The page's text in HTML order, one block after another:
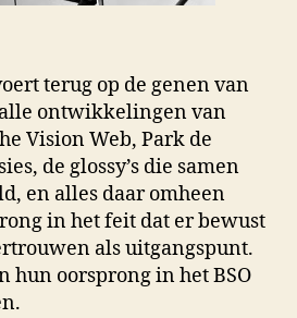
terug op de genen van
ontwikkelingen van
Vision Web, Park de
de glossy’s die samen
en alles daar omheen
in het feit dat er bewust
als uitgangspunt.
hun oorsprong in het BSO